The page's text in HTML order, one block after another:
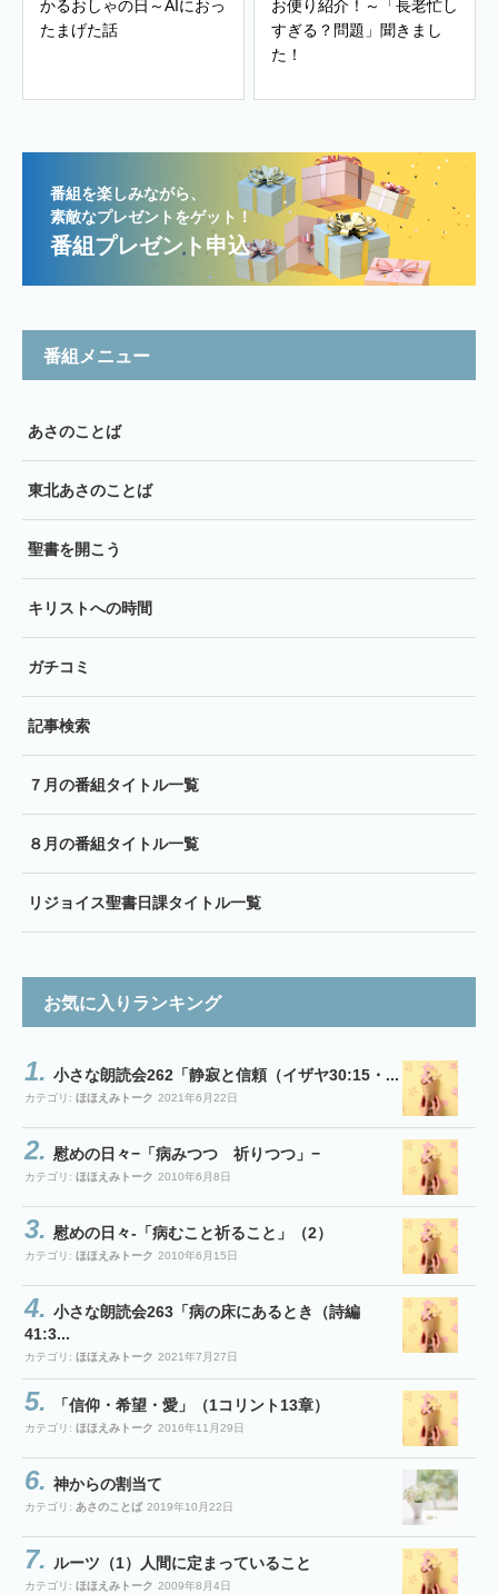
かるおしゃの日～AIにおっ
たまげた話
お便り紹介！～「長老忙し
すぎる？問題」聞きまし
た！
番組を楽しみながら、
素敵なプレゼントをゲット！
番組プレゼント申込
番組メニュー
あさのことば
東北あさのことば
聖書を開こう
キリストへの時間
ガチコミ
記事検索
７月の番組タイトル一覧
８月の番組タイトル一覧
リジョイス聖書日課タイトル一覧
お気に入りランキング
小さな朗読会262「静寂と信頼（イザヤ30:15・...
カテゴリ: ほほえみトーク 2021年6月22日
慰めの日々−「病みつつ 祈りつつ」−
カテゴリ: ほほえみトーク 2010年6月8日
慰めの日々-「病むこと祈ること」（2）
カテゴリ: ほほえみトーク 2010年6月15日
小さな朗読会263「病の床にあるとき（詩編
41:3...
カテゴリ: ほほえみトーク 2021年7月27日
「信仰・希望・愛」（1コリント13章）
カテゴリ: ほほえみトーク 2016年11月29日
神からの割当て
カテゴリ: あさのことば 2019年10月22日
ルーツ（1）人間に定まっていること
カテゴリ: ほほえみトーク 2009年8月4日